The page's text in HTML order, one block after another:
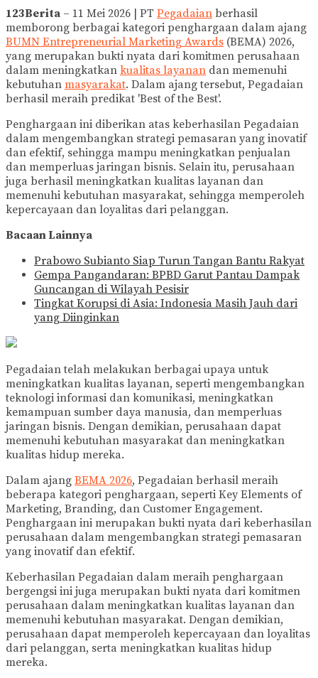
123Berita – 11 Mei 2026 | PT Pegadaian berhasil
memborong berbagai kategori penghargaan dalam ajang
BUMN Entrepreneurial Marketing Awards (BEMA) 2026,
yang merupakan bukti nyata dari komitmen perusahaan
dalam meningkatkan kualitas layanan dan memenuhi
kebutuhan masyarakat. Dalam ajang tersebut, Pegadaian
berhasil meraih predikat 'Best of the Best'.
Penghargaan ini diberikan atas keberhasilan Pegadaian
dalam mengembangkan strategi pemasaran yang inovatif
dan efektif, sehingga mampu meningkatkan penjualan
dan memperluas jaringan bisnis. Selain itu, perusahaan
juga berhasil meningkatkan kualitas layanan dan
memenuhi kebutuhan masyarakat, sehingga memperoleh
kepercayaan dan loyalitas dari pelanggan.
Bacaan Lainnya
Prabowo Subianto Siap Turun Tangan Bantu Rakyat
Gempa Pangandaran: BPBD Garut Pantau Dampak
Guncangan di Wilayah Pesisir
Tingkat Korupsi di Asia: Indonesia Masih Jauh dari
yang Diinginkan
Pegadaian telah melakukan berbagai upaya untuk
meningkatkan kualitas layanan, seperti mengembangkan
teknologi informasi dan komunikasi, meningkatkan
kemampuan sumber daya manusia, dan memperluas
jaringan bisnis. Dengan demikian, perusahaan dapat
memenuhi kebutuhan masyarakat dan meningkatkan
kualitas hidup mereka.
Dalam ajang BEMA 2026, Pegadaian berhasil meraih
beberapa kategori penghargaan, seperti Key Elements of
Marketing, Branding, dan Customer Engagement.
Penghargaan ini merupakan bukti nyata dari keberhasilan
perusahaan dalam mengembangkan strategi pemasaran
yang inovatif dan efektif.
Keberhasilan Pegadaian dalam meraih penghargaan
bergengsi ini juga merupakan bukti nyata dari komitmen
perusahaan dalam meningkatkan kualitas layanan dan
memenuhi kebutuhan masyarakat. Dengan demikian,
perusahaan dapat memperoleh kepercayaan dan loyalitas
dari pelanggan, serta meningkatkan kualitas hidup
mereka.